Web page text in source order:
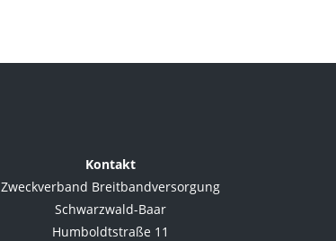
Kontakt
Zweckverband Breitbandversorgung
Schwarzwald-Baar
Humboldtstraße 11